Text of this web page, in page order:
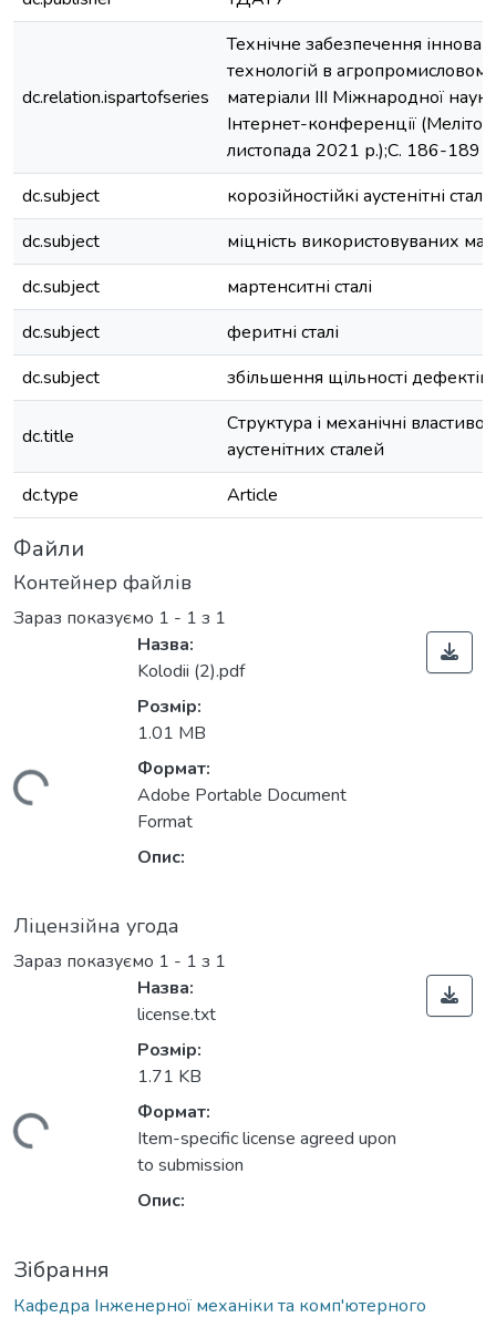
dc.relation.ispartofseries
Технічне забезпечення
технологій в
матеріали ІІI Міжнародної
Інтернет-конференції
листопада 2021 р.);С. 186-189
dc.subject
корозійностійкі аустенітні сталі
dc.subject
міцність використовуваних
dc.subject
мартенситні сталі
dc.subject
феритні сталі
dc.subject
збільшення щільності дефектів
dc.title
Структура і механічні
аустенітних сталей
dc.type
Article
Файли
Контейнер файлів
Зараз показуємо 1 - 1 з 1
Назва:
Kolodii (2).pdf
Розмір:
1.01 MB
Формат:
Adobe Portable Document
Format
Опис:
Ліцензійна угода
Зараз показуємо 1 - 1 з 1
Назва:
license.txt
Розмір:
1.71 KB
Формат:
Item-specific license agreed upon
to submission
Опис:
Зібрання
Кафедра Інженерної механіки та комп'ютерного